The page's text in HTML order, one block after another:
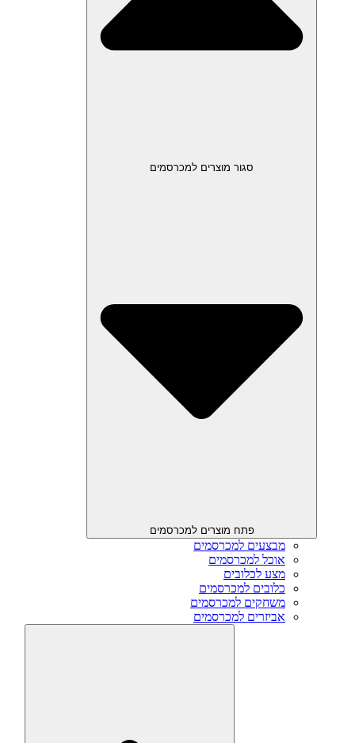
סגור מוצרים למכרסמים
פתח מוצרים למכרסמים
מבצעים למכרסמים
אוכל למכרסמים
מצע לכלובים
כלובים למכרסמים
משחקים למכרסמים
אביזרים למכרסמים